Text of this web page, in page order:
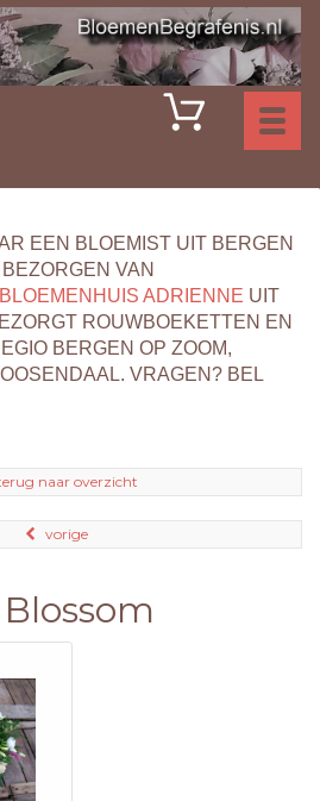
EEN BLOEMIST UIT BERGEN
VAN
BLOEMENHUIS ADRIENNE UIT
ROUWBOEKETTEN EN
BERGEN OP ZOOM,
VRAGEN? BEL
naar overzicht
vorige